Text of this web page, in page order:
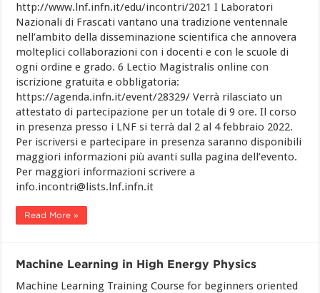
http://www.lnf.infn.it/edu/incontri/2021 I Laboratori
Nazionali di Frascati vantano una tradizione ventennale
nell’ambito della disseminazione scientifica che annovera
molteplici collaborazioni con i docenti e con le scuole di
ogni ordine e grado. 6 Lectio Magistralis online con
iscrizione gratuita e obbligatoria:
https://agenda.infn.it/event/28329/ Verrà rilasciato un
attestato di partecipazione per un totale di 9 ore. Il corso
in presenza presso i LNF si terrà dal 2 al 4 febbraio 2022.
Per iscriversi e partecipare in presenza saranno disponibili
maggiori informazioni più avanti sulla pagina dell’evento.
Per maggiori informazioni scrivere a
info.incontri@lists.lnf.infn.it
Read More »
Machine Learning in High Energy Physics
Machine Learning Training Course for beginners oriented